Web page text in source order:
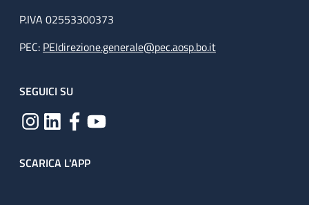
P.IVA 02553300373
PEC: PEIdirezione.generale@pec.aosp.bo.it
SEGUICI SU
SCARICA L'APP